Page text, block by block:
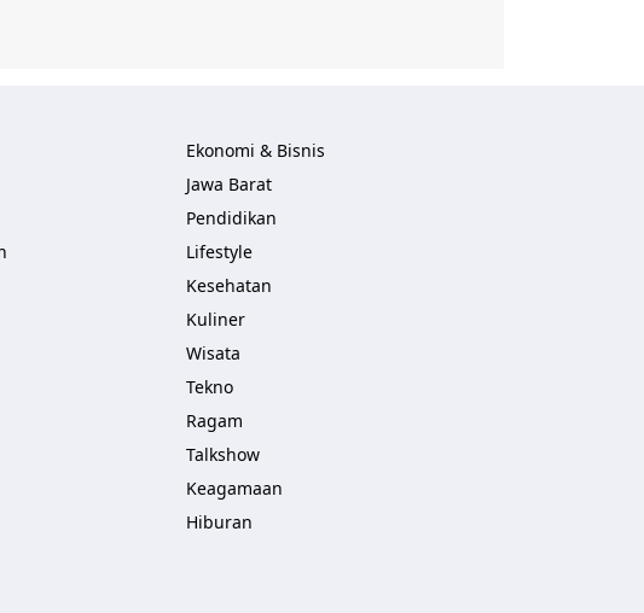
Ekonomi & Bisnis
Jawa Barat
Pendidikan
Lifestyle
Kesehatan
Kuliner
Wisata
Tekno
Ragam
Talkshow
Keagamaan
Hiburan